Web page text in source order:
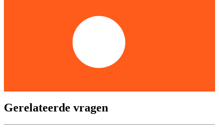
Gerelateerde vragen